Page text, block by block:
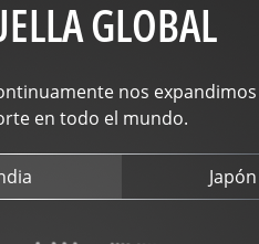
GLOBAL
nos
en todo el mundo.
Japón